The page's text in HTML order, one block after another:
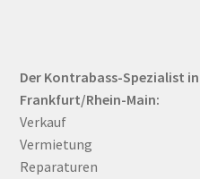
Der Kontrabass-Spezialist in
Frankfurt/Rhein-Main:
Verkauf
Vermietung
Reparaturen